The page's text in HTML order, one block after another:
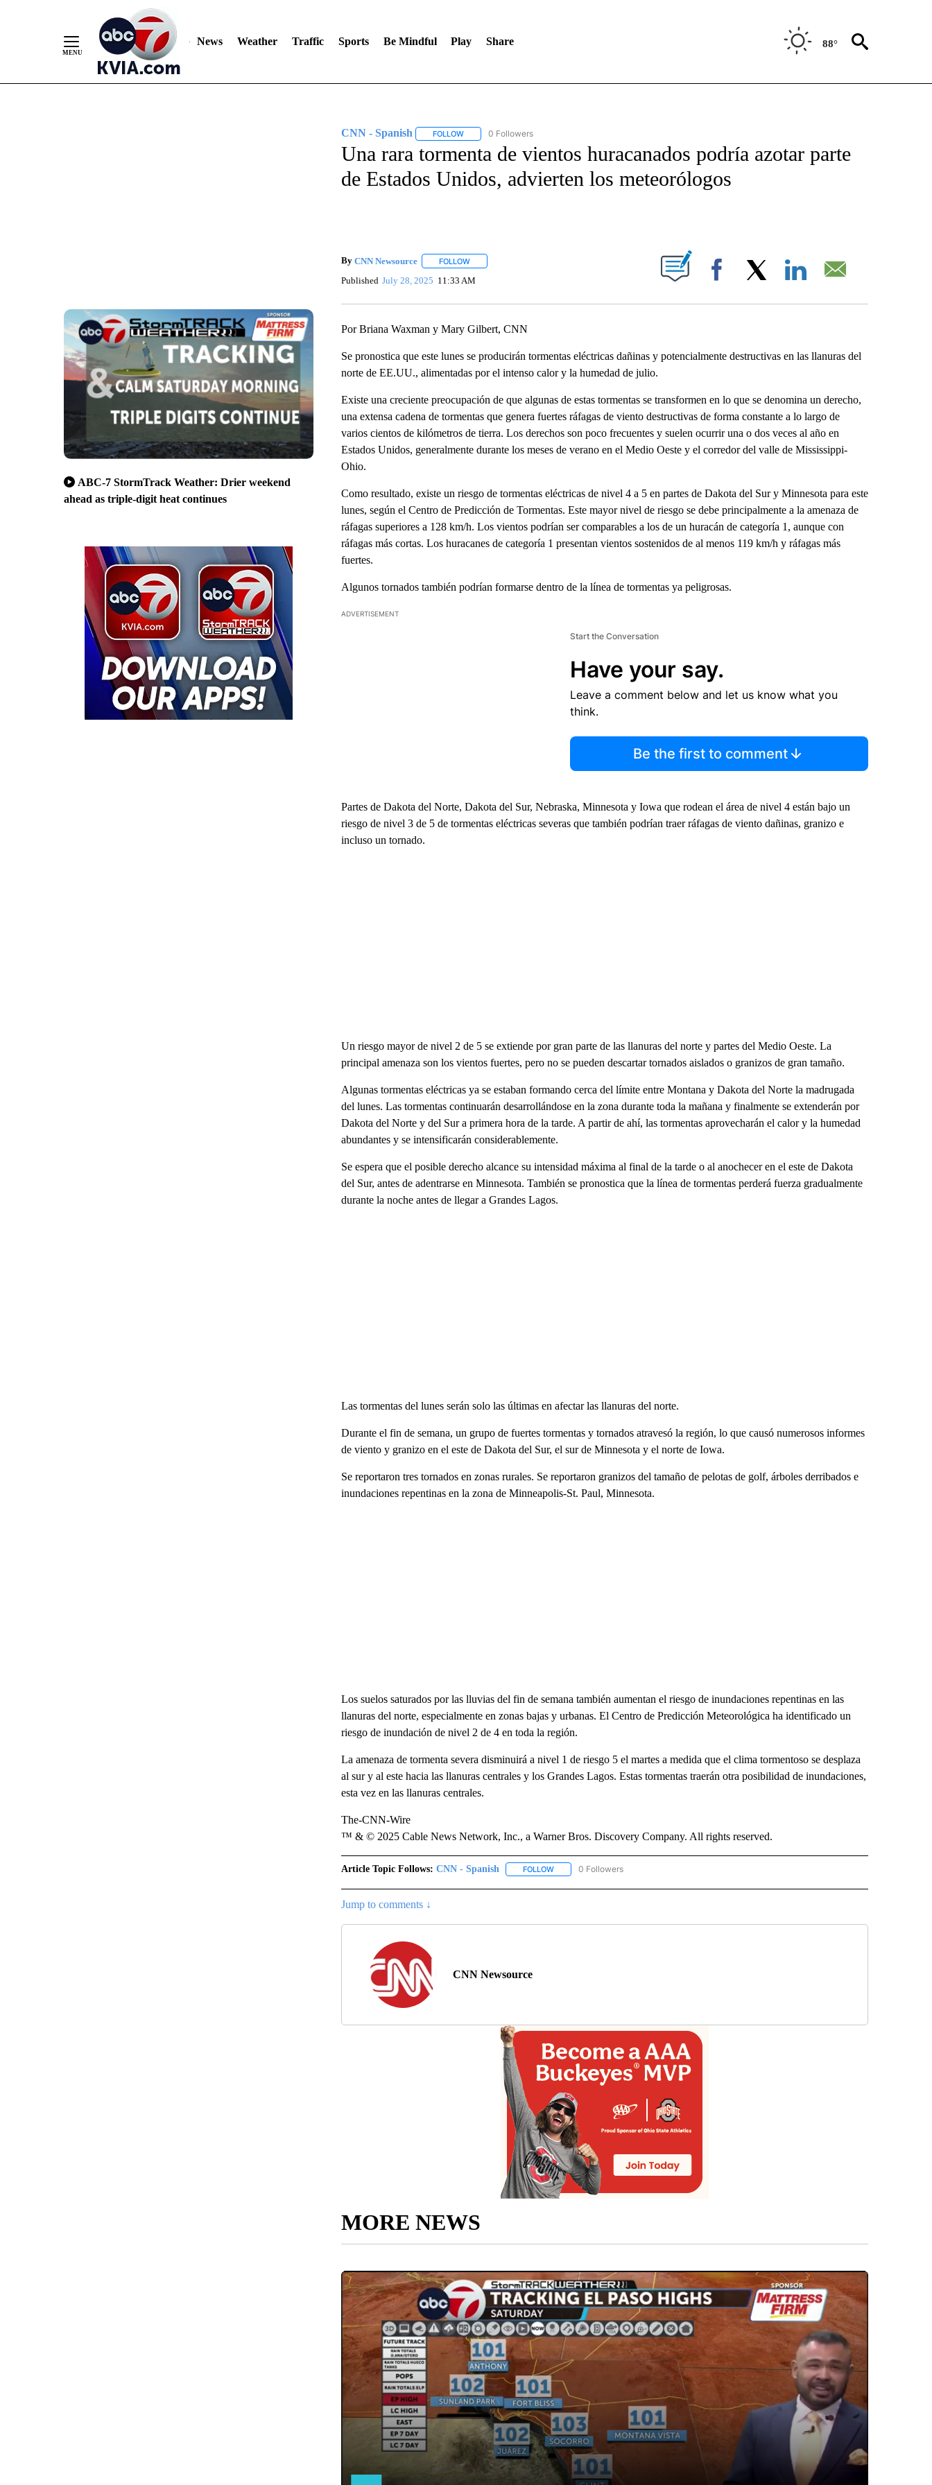
News Weather Traffic Sports Be Mindful Play Share 88°
ABC-7 StormTrack Weather: Drier weekend
ahead as triple-digit heat continues
CNN - Spanish FOLLOWFOLLOW "CNN - SPANISH" TO RECEIVE NOTIFICATIONS ABOUT NEW PAGES ON "CNN - SPANISH".
0 Followers
Una rara tormenta de vientos huracanados podría azotar parte
de Estados Unidos, advierten los meteorólogos
By CNN Newsource FOLLOWFOLLOW "" TO RECEIVE NOTIFICATIONS ABOUT NEW PAGES ON "".
Published July 28, 2025 11:33 AM Facebook
Por Briana Waxman y Mary Gilbert, CNN
Se pronostica que este lunes se producirán tormentas eléctricas dañinas y potencialmente destructivas en las llanuras del
norte de EE.UU., alimentadas por el intenso calor y la humedad de julio.
Existe una creciente preocupación de que algunas de estas tormentas se transformen en lo que se denomina un derecho,
una extensa cadena de tormentas que genera fuertes ráfagas de viento destructivas de forma constante a lo largo de
varios cientos de kilómetros de tierra. Los derechos son poco frecuentes y suelen ocurrir una o dos veces al año en
Estados Unidos, generalmente durante los meses de verano en el Medio Oeste y el corredor del valle de Mississippi-
Ohio.
Como resultado, existe un riesgo de tormentas eléctricas de nivel 4 a 5 en partes de Dakota del Sur y Minnesota para este
lunes, según el Centro de Predicción de Tormentas. Este mayor nivel de riesgo se debe principalmente a la amenaza de
ráfagas superiores a 128 km/h. Los vientos podrían ser comparables a los de un huracán de categoría 1, aunque con
ráfagas más cortas. Los huracanes de categoría 1 presentan vientos sostenidos de al menos 119 km/h y ráfagas más
fuertes.
Algunos tornados también podrían formarse dentro de la línea de tormentas ya peligrosas.
ADVERTISEMENT
Start the Conversation
Have your say.
Leave a comment below and let us know what you
think.
Be the first to comment
Partes de Dakota del Norte, Dakota del Sur, Nebraska, Minnesota y Iowa que rodean el área de nivel 4 están bajo un
riesgo de nivel 3 de 5 de tormentas eléctricas severas que también podrían traer ráfagas de viento dañinas, granizo e
incluso un tornado.
Un riesgo mayor de nivel 2 de 5 se extiende por gran parte de las llanuras del norte y partes del Medio Oeste. La
principal amenaza son los vientos fuertes, pero no se pueden descartar tornados aislados o granizos de gran tamaño.
Algunas tormentas eléctricas ya se estaban formando cerca del límite entre Montana y Dakota del Norte la madrugada
del lunes. Las tormentas continuarán desarrollándose en la zona durante toda la mañana y finalmente se extenderán por
Dakota del Norte y del Sur a primera hora de la tarde. A partir de ahí, las tormentas aprovecharán el calor y la humedad
abundantes y se intensificarán considerablemente.
Se espera que el posible derecho alcance su intensidad máxima al final de la tarde o al anochecer en el este de Dakota
del Sur, antes de adentrarse en Minnesota. También se pronostica que la línea de tormentas perderá fuerza gradualmente
durante la noche antes de llegar a Grandes Lagos.
Las tormentas del lunes serán solo las últimas en afectar las llanuras del norte.
Durante el fin de semana, un grupo de fuertes tormentas y tornados atravesó la región, lo que causó numerosos informes
de viento y granizo en el este de Dakota del Sur, el sur de Minnesota y el norte de Iowa.
Se reportaron tres tornados en zonas rurales. Se reportaron granizos del tamaño de pelotas de golf, árboles derribados e
inundaciones repentinas en la zona de Minneapolis-St. Paul, Minnesota.
Los suelos saturados por las lluvias del fin de semana también aumentan el riesgo de inundaciones repentinas en las
llanuras del norte, especialmente en zonas bajas y urbanas. El Centro de Predicción Meteorológica ha identificado un
riesgo de inundación de nivel 2 de 4 en toda la región.
La amenaza de tormenta severa disminuirá a nivel 1 de riesgo 5 el martes a medida que el clima tormentoso se desplaza
al sur y al este hacia las llanuras centrales y los Grandes Lagos. Estas tormentas traerán otra posibilidad de inundaciones,
esta vez en las llanuras centrales.
The-CNN-Wire
™ & © 2025 Cable News Network, Inc., a Warner Bros. Discovery Company. All rights reserved.
Article Topic Follows: CNN - Spanish FOLLOWFOLLOW "CNN - SPANISH" TO RECEIVE NOTIFICATIONS ABOUT NEW PAGES ON "CNN - SPANISH".
0 Followers
Jump to comments ↓
CNN Newsource
MORE NEWS